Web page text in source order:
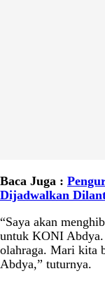
Baca Juga :
Dijadwalkan
“Saya akan
untuk KONI
olahraga. Mari kita
Abdya,” tuturnya.